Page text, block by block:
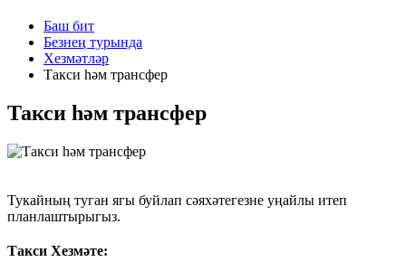
Баш бит
Безнең турында
Хезмәтләр
Такси һәм трансфер
Такси һәм трансфер
Тукайның туган ягы буйлап сәяхәтегезне уңайлы итеп
планлаштырыгыз.
Такси Хезмәте: